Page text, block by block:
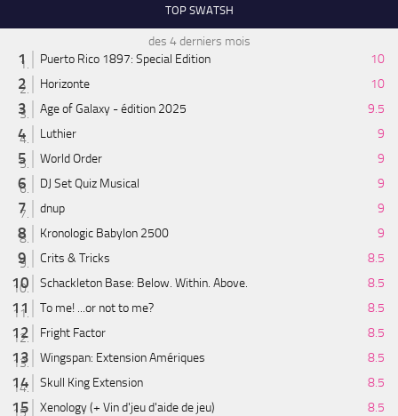
TOP SWATSH
des 4 derniers mois
Puerto Rico 1897: Special Edition
10
Horizonte
10
Age of Galaxy - édition 2025
9.5
Luthier
9
World Order
9
DJ Set Quiz Musical
9
dnup
9
Kronologic Babylon 2500
9
Crits & Tricks
8.5
Schackleton Base: Below. Within. Above.
8.5
To me! ...or not to me?
8.5
Fright Factor
8.5
Wingspan: Extension Amériques
8.5
Skull King Extension
8.5
Xenology (+ Vin d'jeu d'aide de jeu)
8.5